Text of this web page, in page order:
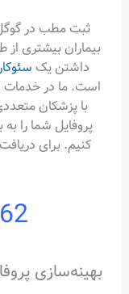
ثبت مطب در
بیماران بیشتری
داشتن یک
است. ما در
با پزشکان
پروفایل شما را
کنیم. برای
بهینه‌سازی